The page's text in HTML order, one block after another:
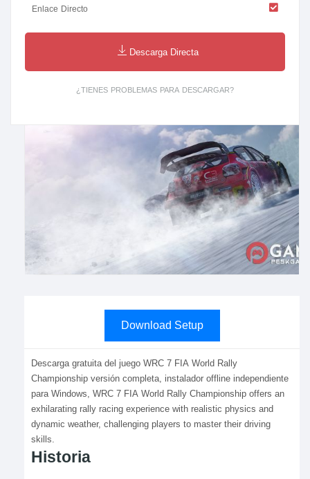
Download Setup
Descarga gratuita del juego WRC 7 FIA World Rally
Championship versión completa, instalador offline independiente
para Windows, WRC 7 FIA World Rally Championship offers an
exhilarating rally racing experience with realistic physics and
dynamic weather, challenging players to master their driving
skills.
Historia
Enlace Directo
Descarga Directa
¿TIENES PROBLEMAS PARA DESCARGAR?